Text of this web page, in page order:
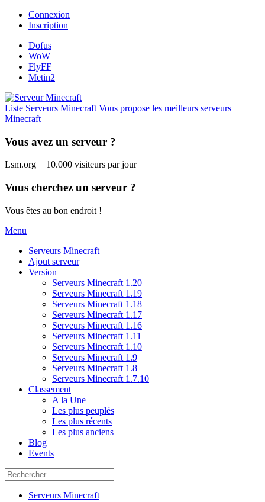
Connexion
Inscription
Dofus
WoW
FlyFF
Metin2
Liste Serveurs Minecraft Vous propose les meilleurs serveurs
Minecraft
Vous avez un serveur ?
Lsm.org = 10.000 visiteurs par jour
Vous cherchez un serveur ?
Vous êtes au bon endroit !
Menu
Serveurs Minecraft
Ajout serveur
Version
Serveurs Minecraft 1.20
Serveurs Minecraft 1.19
Serveurs Minecraft 1.18
Serveurs Minecraft 1.17
Serveurs Minecraft 1.16
Serveurs Minecraft 1.11
Serveurs Minecraft 1.10
Serveurs Minecraft 1.9
Serveurs Minecraft 1.8
Serveurs Minecraft 1.7.10
Classement
A la Une
Les plus peuplés
Les plus récents
Les plus anciens
Blog
Events
Serveurs Minecraft